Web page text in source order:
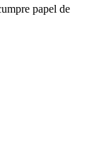
papel de